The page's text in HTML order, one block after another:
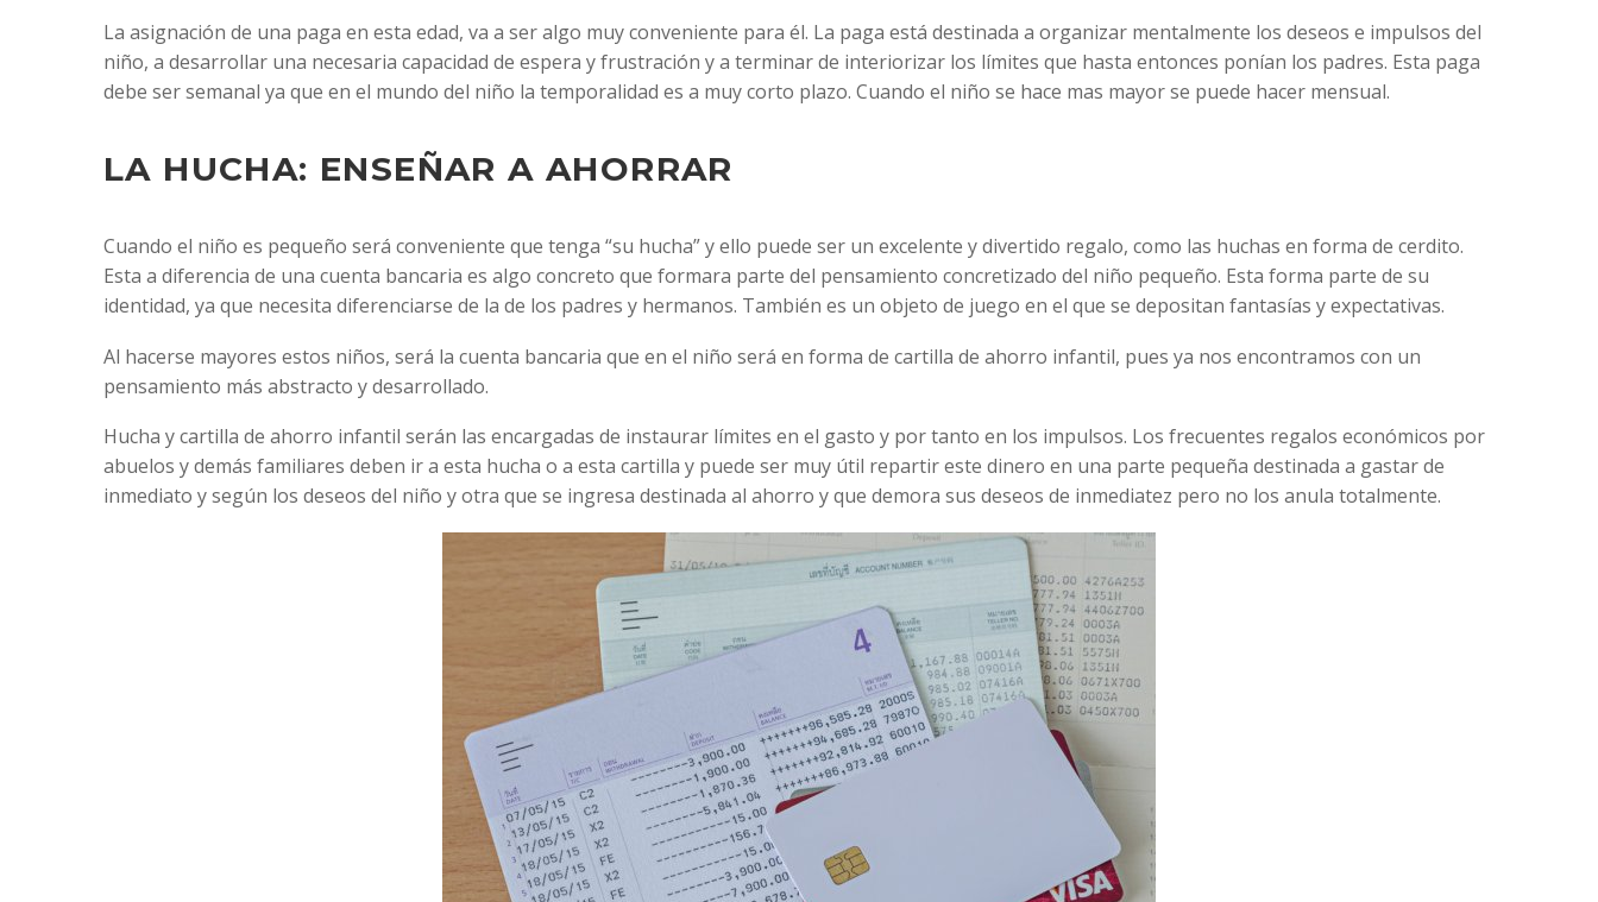
La asignación de una paga en esta edad, va a ser algo muy conveniente para él. La paga está destinada a organizar mentalmente los deseos e impulsos del
niño, a desarrollar una necesaria capacidad de espera y frustración y a terminar de interiorizar los límites que hasta entonces ponían los padres. Esta paga
debe ser semanal ya que en el mundo del niño la temporalidad es a muy corto plazo. Cuando el niño se hace mas mayor se puede hacer mensual.
LA HUCHA: ENSEÑAR A AHORRAR
Cuando el niño es pequeño será conveniente que tenga “su hucha” y ello puede ser un excelente y divertido regalo, como las huchas en forma de cerdito.
Esta a diferencia de una cuenta bancaria es algo concreto que formara parte del pensamiento concretizado del niño pequeño. Esta forma parte de su
identidad, ya que necesita diferenciarse de la de los padres y hermanos. También es un objeto de juego en el que se depositan fantasías y expectativas.
Al hacerse mayores estos niños, será la cuenta bancaria que en el niño será en forma de cartilla de ahorro infantil, pues ya nos encontramos con un
pensamiento más abstracto y desarrollado.
Hucha y cartilla de ahorro infantil serán las encargadas de instaurar límites en el gasto y por tanto en los impulsos. Los frecuentes regalos económicos por
abuelos y demás familiares deben ir a esta hucha o a esta cartilla y puede ser muy útil repartir este dinero en una parte pequeña destinada a gastar de
inmediato y según los deseos del niño y otra que se ingresa destinada al ahorro y que demora sus deseos de inmediatez pero no los anula totalmente.